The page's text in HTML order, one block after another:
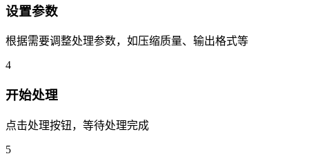
设置参数
根据需要调整处理参数，如压缩质量、输出格式等
4
开始处理
点击处理按钮，等待处理完成
5